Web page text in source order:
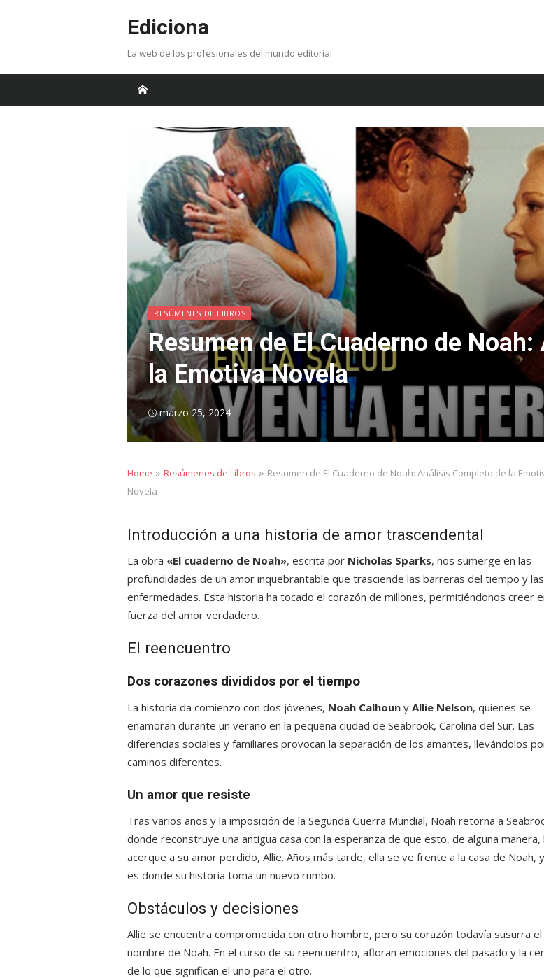
Ediciona
La web de los profesionales del mundo editorial
RESÚMENES DE LIBROS
Resumen de El Cuaderno de
la Emotiva Novela
Posted
on
marzo 25, 2024
Home » Resúmenes de Libros » Resumen de El Cuaderno de Noah: Análisis Completo de la
Novela
Introducción a una historia de amor trascendental
La obra «El cuaderno de Noah», escrita por Nicholas Sparks, nos sumerge en las
profundidades de un amor inquebrantable que trasciende las barreras del tiempo y las
enfermedades. Esta historia ha tocado el corazón de millones, permitiéndonos creer
fuerza del amor verdadero.
El reencuentro
Dos corazones divididos por el tiempo
La historia da comienzo con dos jóvenes, Noah Calhoun y Allie Nelson, quienes se
enamoran durante un verano en la pequeña ciudad de Seabrook, Carolina del Sur. Las
diferencias sociales y familiares provocan la separación de los amantes, llevándolos
caminos diferentes.
Un amor que resiste
Tras varios años y la imposición de la Segunda Guerra Mundial, Noah retorna a
donde reconstruye una antigua casa con la esperanza de que esto, de alguna manera,
acerque a su amor perdido, Allie. Años más tarde, ella se ve frente a la casa de Noah,
es donde su historia toma un nuevo rumbo.
Obstáculos y decisiones
Allie se encuentra comprometida con otro hombre, pero su corazón todavía susurra el
nombre de Noah. En el curso de su reencuentro, afloran emociones del pasado y la
de lo que significan el uno para el otro.